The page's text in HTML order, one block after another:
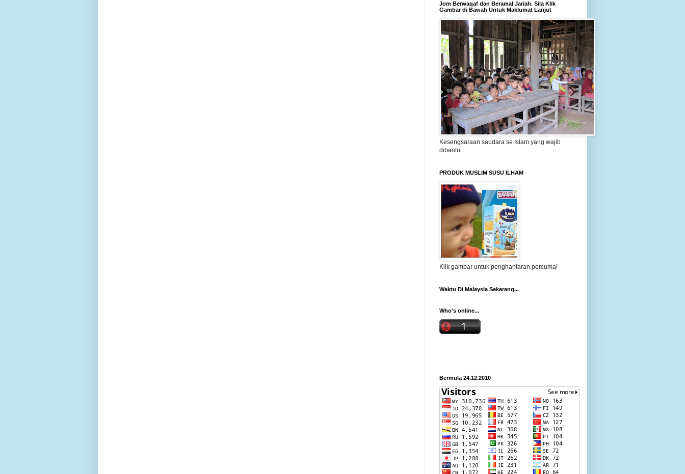
Jom Berwaqaf dan Beramal Jariah. Sila Klik
Gambar di Bawah Untuk Maklumat Lanjut
Kesengsaraan saudara se Islam yang wajib
dibantu
PRODUK MUSLIM SUSU ILHAM
Klik gambar untuk penghantaran percuma!
Waktu Di Malaysia Sekarang...
Who's online...
Bermula 24.12.2010